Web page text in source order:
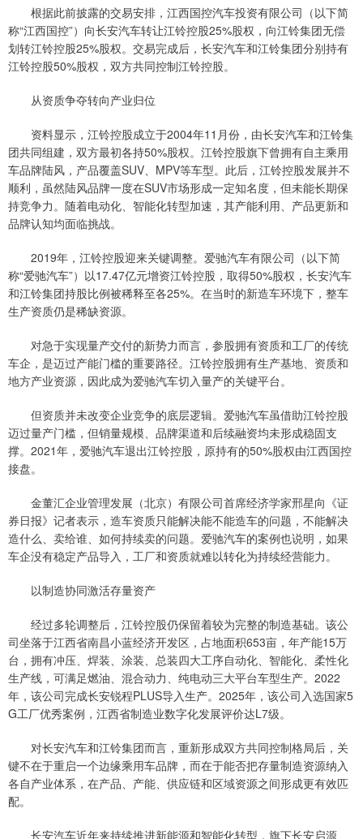
根据此前披露的交易安排，江西国控汽车投资有限公司（以下简
称“江西国控”）向长安汽车转让江铃控股25%股权，向江铃集团无偿
划转江铃控股25%股权。交易完成后，长安汽车和江铃集团分别持有
江铃控股50%股权，双方共同控制江铃控股。
从资质争夺转向产业归位
资料显示，江铃控股成立于2004年11月份，由长安汽车和江铃集
团共同组建，双方最初各持50%股权。江铃控股旗下曾拥有自主乘用
车品牌陆风，产品覆盖SUV、MPV等车型。此后，江铃控股发展并不
顺利，虽然陆风品牌一度在SUV市场形成一定知名度，但未能长期保
持竞争力。随着电动化、智能化转型加速，其产能利用、产品更新和
品牌认知均面临挑战。
2019年，江铃控股迎来关键调整。爱驰汽车有限公司（以下简
称“爱驰汽车”）以17.47亿元增资江铃控股，取得50%股权，长安汽车
和江铃集团持股比例被稀释至各25%。在当时的新造车环境下，整车
生产资质仍是稀缺资源。
对急于实现量产交付的新势力而言，参股拥有资质和工厂的传统
车企，是迈过产能门槛的重要路径。江铃控股拥有生产基地、资质和
地方产业资源，因此成为爱驰汽车切入量产的关键平台。
但资质并未改变企业竞争的底层逻辑。爱驰汽车虽借助江铃控股
迈过量产门槛，但销量规模、品牌渠道和后续融资均未形成稳固支
撑。2021年，爱驰汽车退出江铃控股，原持有的50%股权由江西国控
接盘。
金董汇企业管理发展（北京）有限公司首席经济学家邢星向《证
券日报》记者表示，造车资质只能解决能不能造车的问题，不能解决
造什么、卖给谁、如何持续卖的问题。爱驰汽车的案例也说明，如果
车企没有稳定产品导入，工厂和资质就难以转化为持续经营能力。
以制造协同激活存量资产
经过多轮调整后，江铃控股仍保留着较为完整的制造基础。该公
司坐落于江西省南昌小蓝经济开发区，占地面积653亩，年产能15万
台，拥有冲压、焊装、涂装、总装四大工序自动化、智能化、柔性化
生产线，可满足燃油、混合动力、纯电动三大平台车型生产。2022
年，该公司完成长安锐程PLUS导入生产。2025年，该公司入选国家5
G工厂优秀案例，江西省制造业数字化发展评价达L7级。
对长安汽车和江铃集团而言，重新形成双方共同控制格局后，关
键不在于重启一个边缘乘用车品牌，而在于能否把存量制造资源纳入
各自产业体系，在产品、产能、供应链和区域资源之间形成更有效匹
配。
长安汽车近年来持续推进新能源和智能化转型，旗下长安启源、